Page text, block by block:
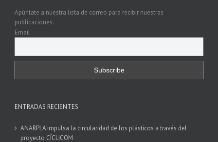
Apúntate a nuestra lista de correo para recibir nuestras
publicaciones.
Email
ENTRADAS RECIENTES
ANARPLA impulsa la circularidad de los plásticos a través del
proyecto CÍCLICOM